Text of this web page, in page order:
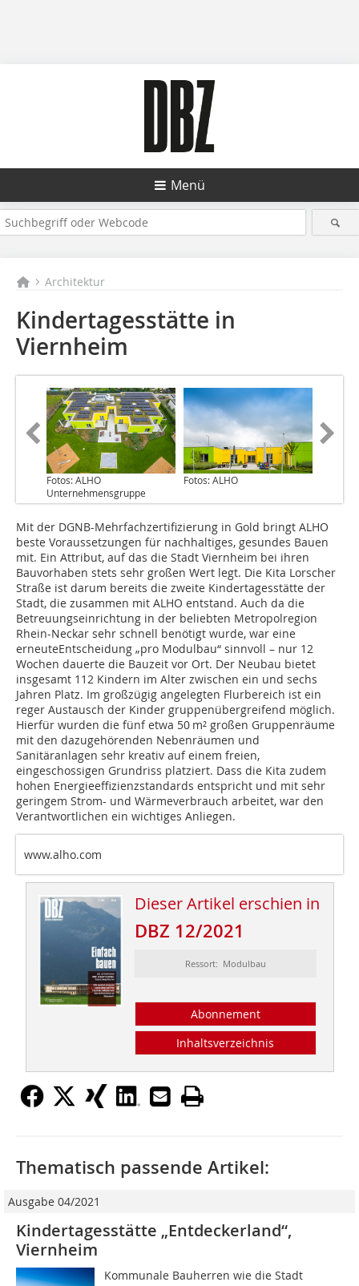
Menü
Architektur
Kindertagesstätte in
Viernheim
Fotos: ALHO
Unternehmensgruppe
Fotos: ALHO
Mit der DGNB-Mehrfachzertifizierung in Gold bringt ALHO
beste Voraussetzungen für nachhaltiges, gesundes Bauen
mit. Ein Attribut, auf das die Stadt Viernheim bei ihren
Bauvorhaben stets sehr großen Wert legt. Die Kita Lorscher
Straße ist darum bereits die zweite Kindertagesstätte der
Stadt, die zusammen mit ALHO entstand. Auch da die
Betreuungseinrichtung in der beliebten Metropolregion
Rhein-Neckar sehr schnell benötigt wurde, war eine
erneuteEntscheidung „pro Modulbau“ sinnvoll – nur 12
Wochen dauerte die Bauzeit vor Ort. Der Neubau bietet
insgesamt 112 Kindern im Alter zwischen ein und sechs
Jahren Platz. Im großzügig angelegten Flurbereich ist ein
reger Austausch der Kinder gruppenübergreifend möglich.
Hierfür wurden die fünf etwa 50 m² großen Gruppenräume
mit den dazugehörenden Nebenräumen und
Sanitäranlagen sehr kreativ auf einem freien,
eingeschossigen Grundriss platziert. Dass die Kita zudem
hohen Energieeffizienzstandards entspricht und mit sehr
geringem Strom- und Wärmeverbrauch arbeitet, war den
Verantwortlichen ein wichtiges Anliegen.
www.alho.com
Dieser Artikel erschien in
DBZ 12/2021
Ressort: Modulbau
Abonnement
Inhaltsverzeichnis
Thematisch passende Artikel:
Ausgabe 04/2021
Kindertagesstätte „Entdeckerland“,
Viernheim
Kommunale Bauherren wie die Stadt